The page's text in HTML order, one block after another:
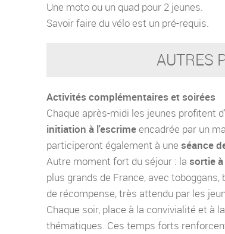
Une moto ou un quad pour 2 jeunes.
Savoir faire du vélo est un pré-requis.
AUTRES
Activités complémentaires et soirées
Chaque après-midi les jeunes profitent
initiation à l'escrimeencadrée par un
participeront également à une séance
Autre moment fort du séjour : la sortie
plus grands de France, avec
de récompense, très attendu par les
Chaque soir, place à la convivialité et à
thématiques. Ces temps forts